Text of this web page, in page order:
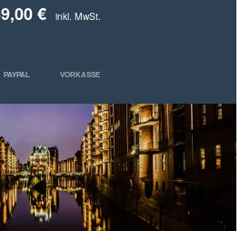
€ inkl. MwSt.
PAYPAL VORKASSE